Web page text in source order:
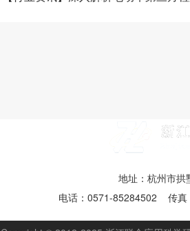
地址：杭州市拱
电话：0571-85284502 传